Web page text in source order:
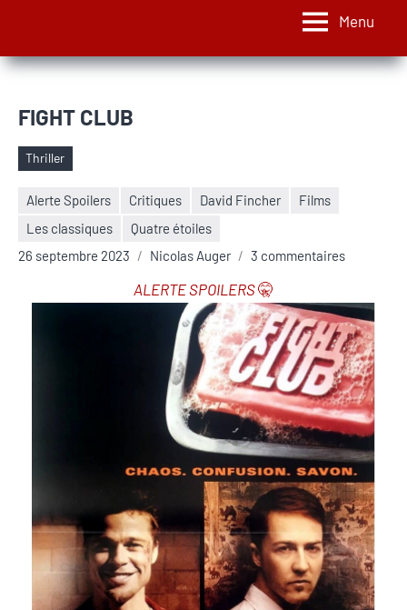
Menu
FIGHT CLUB
Étiquettes
Thriller
Alerte Spoilers Critiques David Fincher
Films
Les classiques
Quatre étoiles
26 septembre 2023
Nicolas Auger 3 commentaires